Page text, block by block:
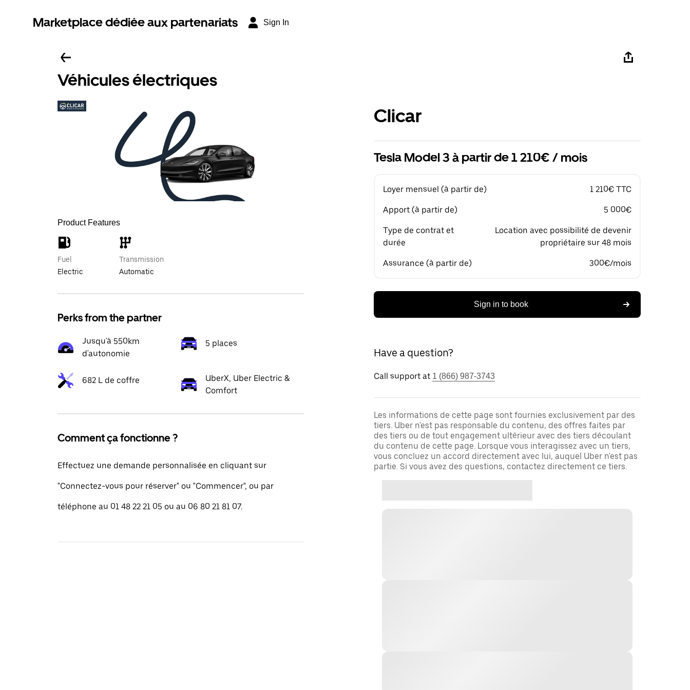
Marketplace dédiée aux partenariats Sign In
Véhicules électriques
Product Features
Fuel
Electric
Transmission
Automatic
Perks from the partner
Jusqu'à 550km
d'autonomie
5 places
682 L de coffre
UberX, Uber Electric &
Comfort
Comment ça fonctionne ?
Effectuez une demande personnalisée en cliquant sur
"Connectez-vous pour réserver" ou "Commencer", ou par
téléphone au 01 48 22 21 05 ou au 06 80 21 81 07.
Clicar
Tesla Model 3 à partir de 1 210€ / mois
Loyer mensuel (à partir de) 1 210€ TTC
Apport (à partir de) 5 000€
Type de contrat et
durée
Location avec possibilité de devenir
propriétaire sur 48 mois
Assurance (à partir de) 300€/mois
Sign in to book
Have a question?
Call support at 1 (866) 987-3743
Les informations de cette page sont fournies exclusivement par des
tiers. Uber n'est pas responsable du contenu, des offres faites par
des tiers ou de tout engagement ultérieur avec des tiers découlant
du contenu de cette page. Lorsque vous interagissez avec un tiers,
vous concluez un accord directement avec lui, auquel Uber n'est pas
partie. Si vous avez des questions, contactez directement ce tiers.